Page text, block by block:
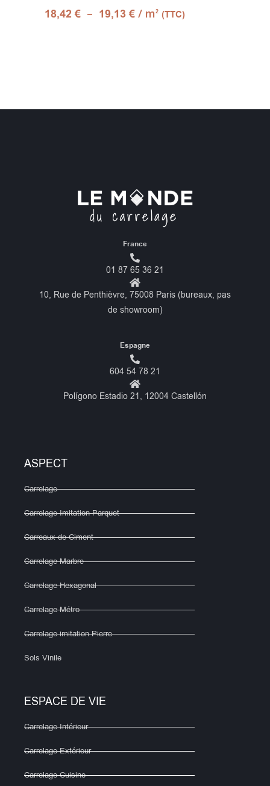
18,42€ – 19,13€ / m2 (TTC)
France
01 87 65 36 21
10, Rue de Penthièvre, 75008 Paris (bureaux, pas
de showroom)
Espagne
604 54 78 21
Polígono Estadio 21, 12004 Castellón
ASPECT
Carrelage
Carrelage Imitation Parquet
Carreaux de Ciment
Carrelage Marbre
Carrelage Hexagonal
Carrelage Métro
Carrelage imitation Pierre
Sols Vinile
ESPACE DE VIE
Carrelage Intérieur
Carrelage Extérieur
Carrelage Cuisine